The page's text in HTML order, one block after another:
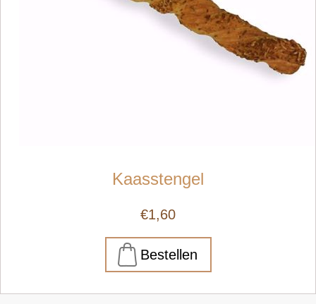
Kaasstengel
€1,60